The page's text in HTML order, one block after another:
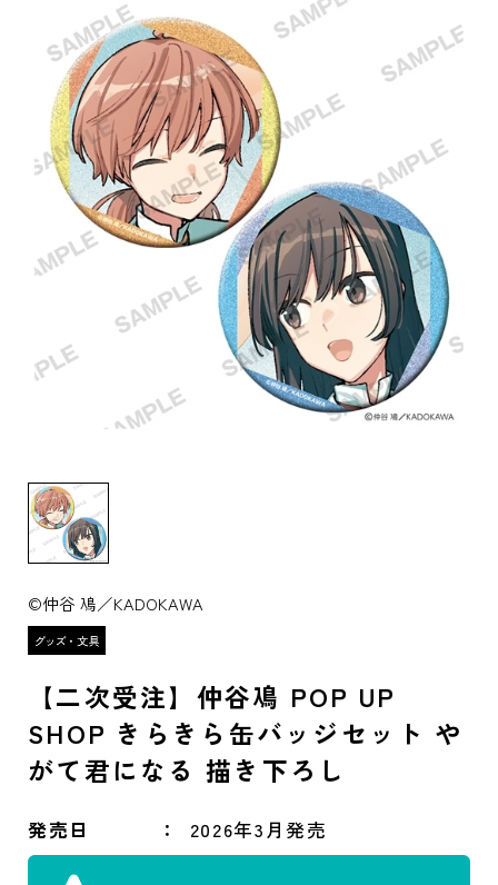
©仲谷 鳰／KADOKAWA
【二次受注】仲谷鳰 POP UP
SHOP きらきら缶バッジセット や
がて君になる 描き下ろし
発売日 2026年3月発売